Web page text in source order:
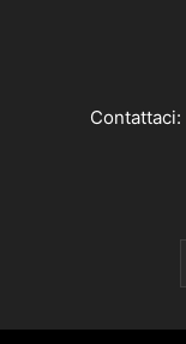
Contattaci: